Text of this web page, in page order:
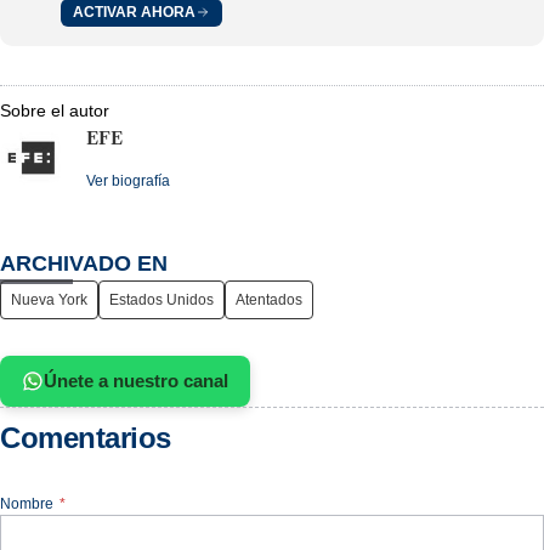
ACTIVAR AHORA
Sobre el autor
EFE
Ver biografía
ARCHIVADO EN
Nueva York Estados Unidos Atentados
Únete a nuestro canal
Comentarios
Nombre *